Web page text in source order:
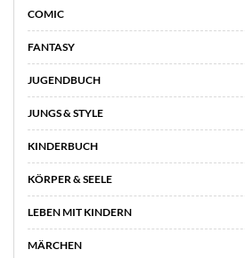
COMIC
FANTASY
JUGENDBUCH
JUNGS & STYLE
KINDERBUCH
KÖRPER & SEELE
LEBEN MIT KINDERN
MÄRCHEN